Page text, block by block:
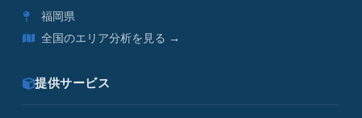
福岡県
全国のエリア分析を見る →
提供サービス